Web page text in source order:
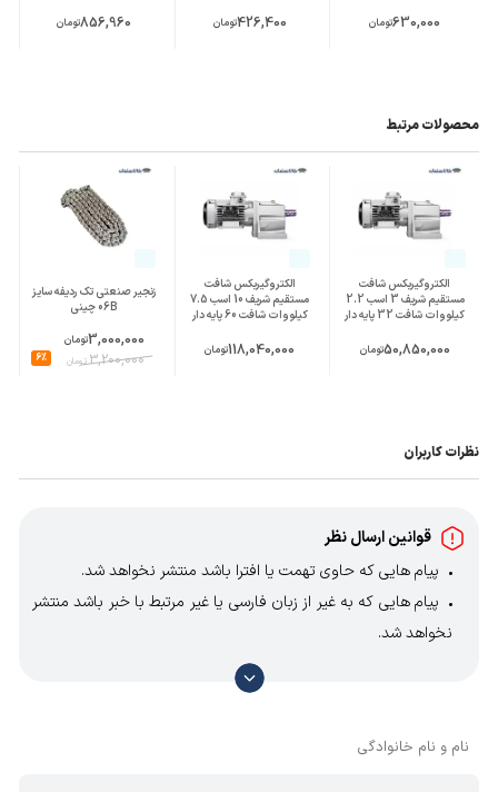
630,000تومان 426,400تومان 856,960تومان
محصولات مرتبط
الکتروگیربکس شافت
مستقیم شریف 3 اسب 2.2
کیلووات شافت 32 پایه دار
50,850,000تومان
الکتروگیربکس شافت
مستقیم شریف 10 اسب 7.5
کیلووات شافت 60 پایه دار
118,040,000تومان
زنجیر صنعتی تک ردیفه سایز
06B چینی
3,000,000تومان
3,200,000تومان 6%
نظرات کاربران
قوانین ارسال نظر
پیام هایی که حاوی تهمت یا افترا باشد منتشر نخواهد شد.
پیام هایی که به غیر از زبان فارسی یا غیر مرتبط با خبر باشد منتشر
نخواهد شد.
با توجه به آن که امکان موافقت یا مخالفت با محتوای نظرات
وجود دارد، معمولا نظراتی که محتوای مشابه دارند، انتشار نمی‌یابند
نام و نام خانوادگی